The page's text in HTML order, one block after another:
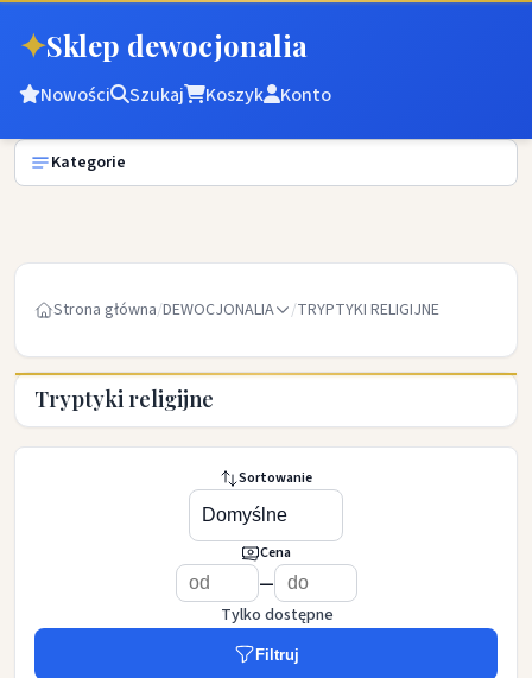
✦Sklep dewocjonalia
Nowości Szukaj Koszyk Konto
Kategorie
Strona główna/DEWOCJONALIA /TRYPTYKI RELIGIJNE
Tryptyki religijne
Sortowanie
Cena
—
Tylko dostępne
Filtruj